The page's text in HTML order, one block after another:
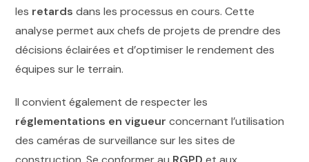
les retards dans les processus en cours. Cette
analyse permet aux chefs de projets de prendre des
décisions éclairées et d’optimiser le rendement des
équipes sur le terrain.
Il convient également de respecter les
réglementations en vigueur concernant l’utilisation
des caméras de surveillance sur les sites de